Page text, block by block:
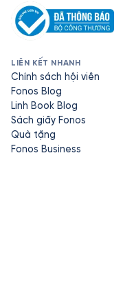
LIÊN KẾT NHANH
Chính sách hội viên
Fonos Blog
Linh Book Blog
Sách giấy Fonos
Quà tặng
Fonos Business